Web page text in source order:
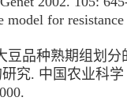
for
品种熟期组划分
究. 中国农业科学